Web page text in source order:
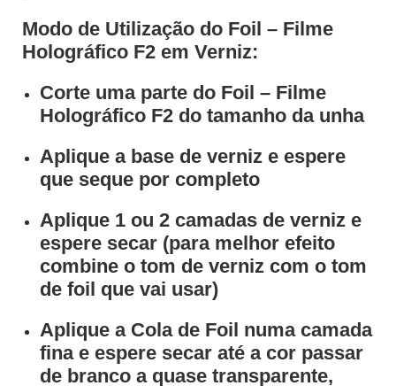
Modo de Utilização do Foil – Filme
Holográfico F2 em Verniz:
Corte uma parte do Foil – Filme
Holográfico F2 do tamanho da unha
Aplique a base de verniz e espere
que seque por completo
Aplique 1 ou 2 camadas de verniz e
espere secar (para melhor efeito
combine o tom de verniz com o tom
de foil que vai usar)
Aplique a Cola de Foil numa camada
fina e espere secar até a cor passar
de branco a quase transparente,